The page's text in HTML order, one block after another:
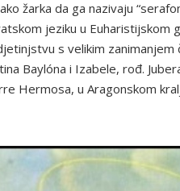
žarka da ga nazivaju
jeziku u Euharistijskom
s velikim zanimanjem
Baylóna i Izabele, rođ.
Hermosa, u Aragonskom